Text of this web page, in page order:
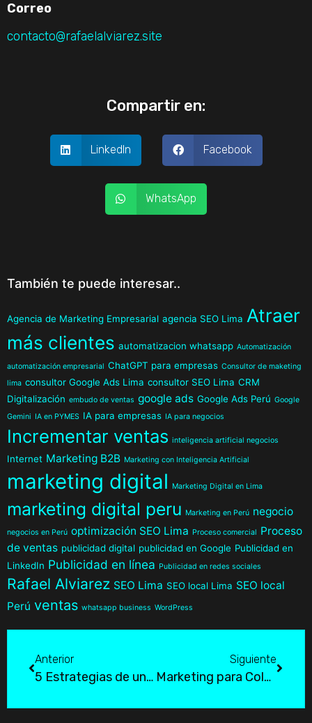
Correo
contacto@rafaelalviarez.site
Compartir en:
LinkedIn Facebook
WhatsApp
También te puede interesar..
Agencia de Marketing Empresarial agencia SEO Lima Atraer
más clientes automatizacion whatsapp Automatización
automatización empresarial ChatGPT para empresas Consultor de maketing
lima consultor Google Ads Lima consultor SEO Lima CRM
Digitalización embudo de ventas google ads Google Ads Perú Google
Gemini IA en PYMES IA para empresas IA para negocios
Incrementar ventas inteligencia artificial negocios
Internet Marketing B2B Marketing con Inteligencia Artificial
marketing digital Marketing Digital en Lima
marketing digital peru Marketing en Perú negocio
negocios en Perú optimización SEO Lima Proceso comercial Proceso
de ventas publicidad digital publicidad en Google Publicidad en
LinkedIn Publicidad en línea Publicidad en redes sociales
Rafael Alviarez SEO Lima SEO local Lima SEO local
Perú ventas whatsapp business WordPress
Anterior
5 Estrategias de un Experto en Publicidad para Triunfar en 2025
Siguiente
Marketing para Colegios Privados en Lima: Guía Actualizada 2026